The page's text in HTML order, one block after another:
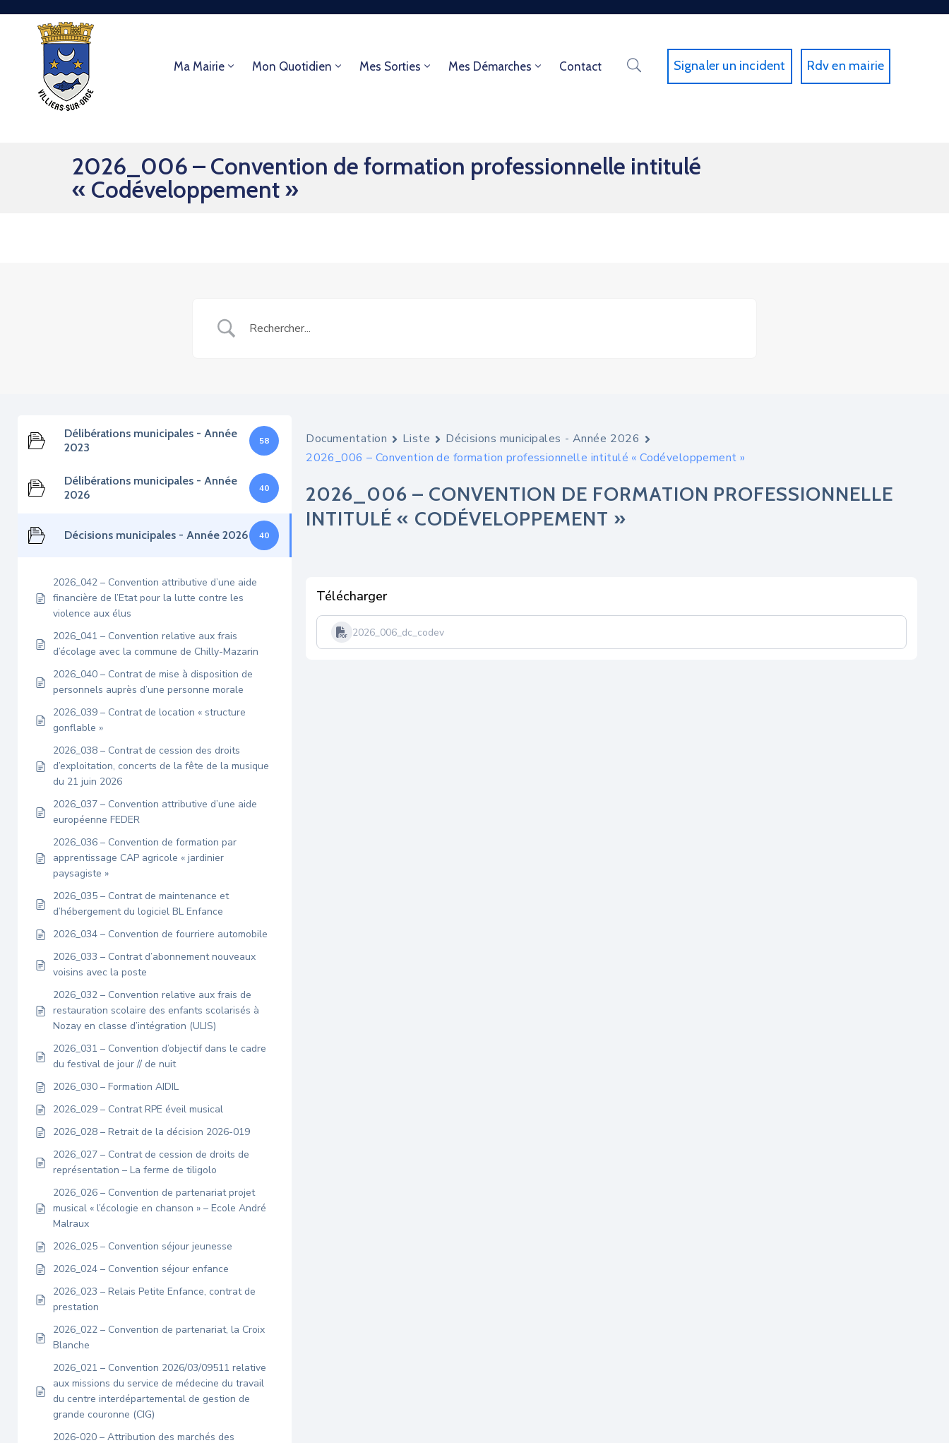
Ma Mairie Mon Quotidien Mes Sorties Mes Démarches Contact Signaler un incident Rdv en mairie
2026_006 – Convention de formation professionnelle intitulé
« Codéveloppement »
Délibérations municipales - Année
2023
58
Délibérations municipales - Année
2026
40
Décisions municipales - Année 2026 40
2026_042 – Convention attributive d’une aide
financière de l’Etat pour la lutte contre les
violence aux élus
2026_041 – Convention relative aux frais
d’écolage avec la commune de Chilly-Mazarin
2026_040 – Contrat de mise à disposition de
personnels auprès d’une personne morale
2026_039 – Contrat de location « structure
gonflable »
2026_038 – Contrat de cession des droits
d’exploitation, concerts de la fête de la musique
du 21 juin 2026
2026_037 – Convention attributive d’une aide
européenne FEDER
2026_036 – Convention de formation par
apprentissage CAP agricole « jardinier
paysagiste »
2026_035 – Contrat de maintenance et
d’hébergement du logiciel BL Enfance
2026_034 – Convention de fourriere automobile
2026_033 – Contrat d’abonnement nouveaux
voisins avec la poste
2026_032 – Convention relative aux frais de
restauration scolaire des enfants scolarisés à
Nozay en classe d’intégration (ULIS)
2026_031 – Convention d’objectif dans le cadre
du festival de jour // de nuit
2026_030 – Formation AIDIL
2026_029 – Contrat RPE éveil musical
2026_028 – Retrait de la décision 2026-019
2026_027 – Contrat de cession de droits de
représentation – La ferme de tiligolo
2026_026 – Convention de partenariat projet
musical « l’écologie en chanson » – Ecole André
Malraux
2026_025 – Convention séjour jeunesse
2026_024 – Convention séjour enfance
2026_023 – Relais Petite Enfance, contrat de
prestation
2026_022 – Convention de partenariat, la Croix
Blanche
2026_021 – Convention 2026/03/09511 relative
aux missions du service de médecine du travail
du centre interdépartemental de gestion de
grande couronne (CIG)
2026-020 – Attribution des marchés des
Documentation Liste
Décisions municipales - Année 2026
2026_006 – Convention de formation professionnelle intitulé « Codéveloppement »
2026_006 – CONVENTION DE FORMATION PROFESSIONNELLE
INTITULÉ « CODÉVELOPPEMENT »
Télécharger
2026_006_dc_codev